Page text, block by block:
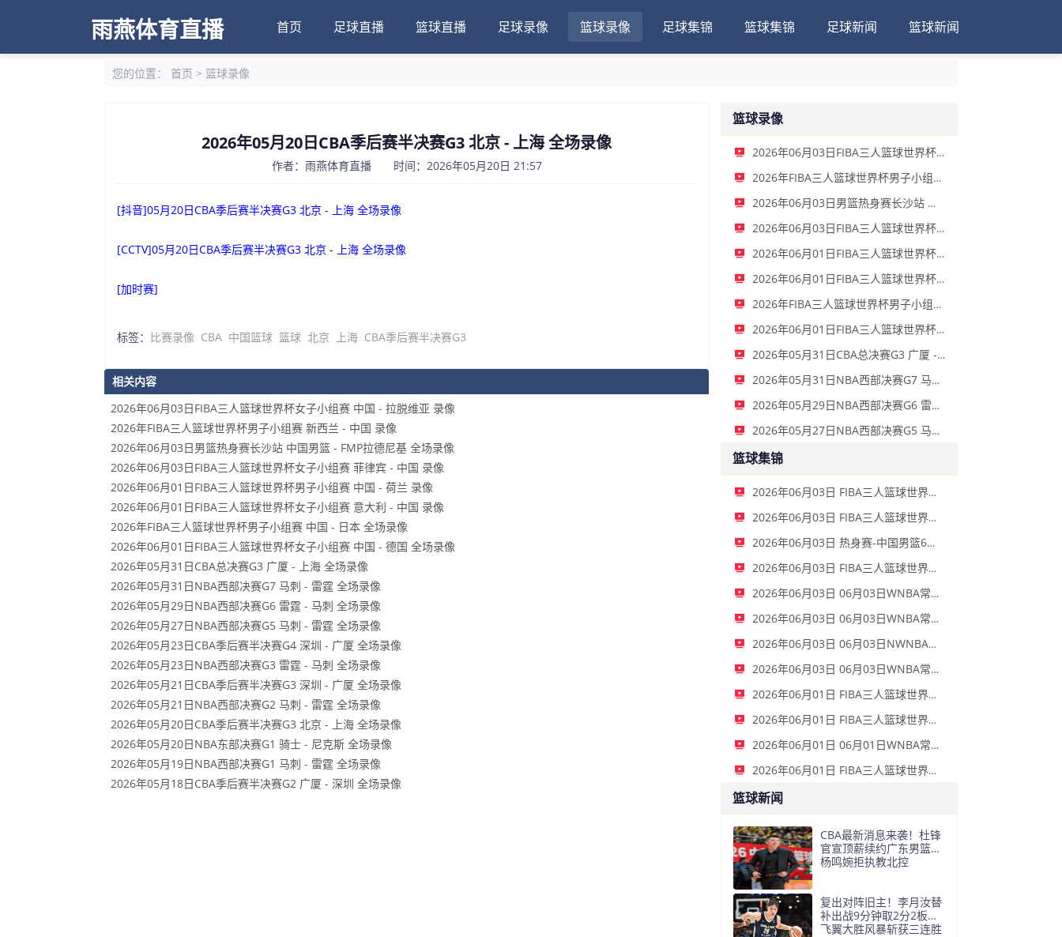
雨燕体育直播 首页 足球直播 篮球直播 足球录像 篮球录像 足球集锦 篮球集锦 足球新闻 篮球新闻
您的位置： 首页 > 篮球录像
2026年05月20日CBA季后赛半决赛G3 北京 - 上海 全场录像
作者：雨燕体育直播 时间：2026年05月20日 21:57
[抖音]05月20日CBA季后赛半决赛G3 北京 - 上海 全场录像
[CCTV]05月20日CBA季后赛半决赛G3 北京 - 上海 全场录像
[加时赛]
标签： 比赛录像 CBA 中国篮球 篮球 北京 上海 CBA季后赛半决赛G3
相关内容
2026年06月03日FIBA三人篮球世界杯女子小组赛 中国 - 拉脱维亚 录像
2026年FIBA三人篮球世界杯男子小组赛 新西兰 - 中国 录像
2026年06月03日男篮热身赛长沙站 中国男篮 - FMP拉德尼基 全场录像
2026年06月03日FIBA三人篮球世界杯女子小组赛 菲律宾 - 中国 录像
2026年06月01日FIBA三人篮球世界杯男子小组赛 中国 - 荷兰 录像
2026年06月01日FIBA三人篮球世界杯女子小组赛 意大利 - 中国 录像
2026年FIBA三人篮球世界杯男子小组赛 中国 - 日本 全场录像
2026年06月01日FIBA三人篮球世界杯女子小组赛 中国 - 德国 全场录像
2026年05月31日CBA总决赛G3 广厦 - 上海 全场录像
2026年05月31日NBA西部决赛G7 马刺 - 雷霆 全场录像
2026年05月29日NBA西部决赛G6 雷霆 - 马刺 全场录像
2026年05月27日NBA西部决赛G5 马刺 - 雷霆 全场录像
2026年05月23日CBA季后赛半决赛G4 深圳 - 广厦 全场录像
2026年05月23日NBA西部决赛G3 雷霆 - 马刺 全场录像
2026年05月21日CBA季后赛半决赛G3 深圳 - 广厦 全场录像
2026年05月21日NBA西部决赛G2 马刺 - 雷霆 全场录像
2026年05月20日CBA季后赛半决赛G3 北京 - 上海 全场录像
2026年05月20日NBA东部决赛G1 骑士 - 尼克斯 全场录像
2026年05月19日NBA西部决赛G1 马刺 - 雷霆 全场录像
2026年05月18日CBA季后赛半决赛G2 广厦 - 深圳 全场录像
篮球录像
2026年06月03日FIBA三人篮球世界杯女子小组赛 中国 - 拉脱维亚 录像
2026年FIBA三人篮球世界杯男子小组赛 新西兰 - 中国 录像
2026年06月03日男篮热身赛长沙站 中国男篮 - FMP拉德尼基 全场录像
2026年06月03日FIBA三人篮球世界杯女子小组赛 菲律宾 - 中国 录像
2026年06月01日FIBA三人篮球世界杯男子小组赛 中国 - 荷兰 录像
2026年06月01日FIBA三人篮球世界杯女子小组赛 意大利 - 中国 录像
2026年FIBA三人篮球世界杯男子小组赛 中国 - 日本 全场录像
2026年06月01日FIBA三人篮球世界杯女子小组赛 中国 - 德国 全场录像
2026年05月31日CBA总决赛G3 广厦 - 上海 全场录像
2026年05月31日NBA西部决赛G7 马刺 - 雷霆 全场录像
2026年05月29日NBA西部决赛G6 雷霆 - 马刺 全场录像
2026年05月27日NBA西部决赛G5 马刺 - 雷霆 全场录像
篮球集锦
2026年06月03日 FIBA三人篮球世界杯女子小组赛 中国 16 - 21 拉脱维亚 集锦
2026年06月03日 FIBA三人篮球世界杯男子小组赛 新西兰 22 - 19 中国 集锦
2026年06月03日 热身赛-中国男篮6人上双胜FMP拉德尼基 王俊杰18+14 徐昕10+8
2026年06月03日 FIBA三人篮球世界杯女子小组赛 菲律宾 12 - 20 中国 集锦
2026年06月03日 06月03日WNBA常规赛 拉斯维加斯王牌79-69洛杉矶火花 全场集锦
2026年06月03日 06月03日WNBA常规赛 波特兰火焰77-95金州女武神 全场集锦
2026年06月03日 06月03日NWNBA常规赛 芝加哥天空72-90华盛顿神秘人 全场集锦
2026年06月03日 06月03日WNBA常规赛 康涅狄格太阳75-91亚特兰大梦想 全场集锦
2026年06月01日 FIBA三人篮球世界杯男子小组赛 中国 10 - 22 荷兰 全场集锦
2026年06月01日 FIBA三人篮球世界杯女子小组赛 意大利 12 - 21 中国 集锦
2026年06月01日 06月01日WNBA常规赛 拉斯维加斯王牌 91 - 81 金州女武神 集锦
2026年06月01日 FIBA三人篮球世界杯男子小组赛 中国 22 - 14 日本 全场集锦
篮球新闻
CBA最新消息来袭！杜锋
官宣顶薪续约广东男篮，
杨鸣婉拒执教北控
复出对阵旧主！李月汝替
补出战9分钟取2分2板，
飞翼大胜风暴斩获三连胜